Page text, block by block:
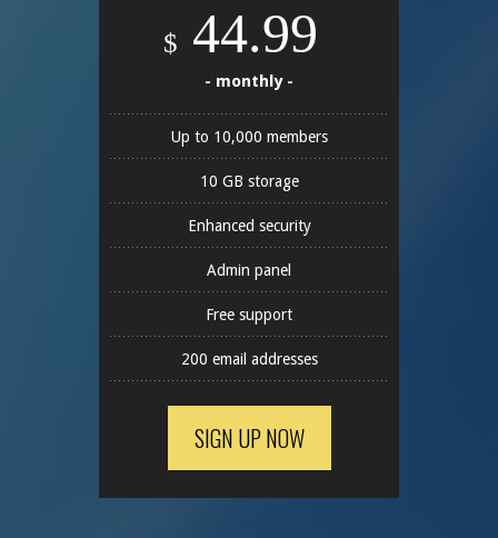
$ 44.99
- monthly -
Up to 10,000 members
10 GB storage
Enhanced security
Admin panel
Free support
200 email addresses
SIGN UP NOW